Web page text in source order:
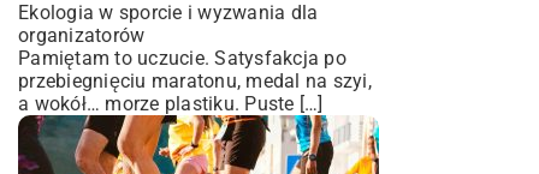
Ekologia w sporcie i wyzwania dla
organizatorów
Pamiętam to uczucie. Satysfakcja po
przebiegnięciu maratonu, medal na szyi,
a wokół… morze plastiku. Puste […]